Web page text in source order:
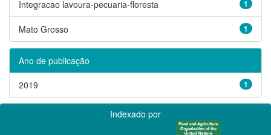
1
Integracao lavoura-pecuaria-floresta
1
Mato Grosso
Ano de publicação
1
2019
Indexado por